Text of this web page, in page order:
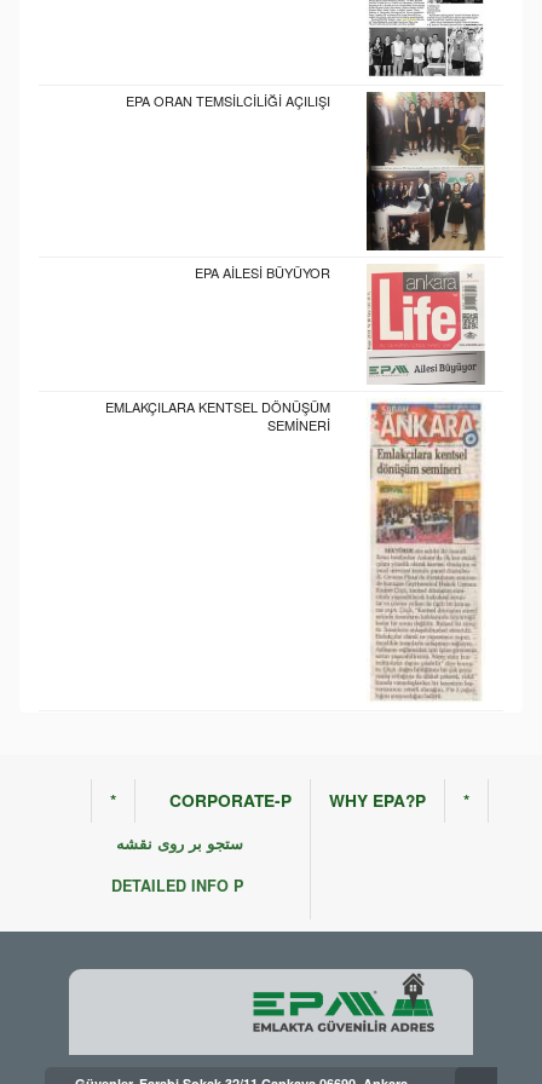
EPA ORAN TEMSİLCİLİĞİ AÇILIŞI
EPA AİLESİ BÜYÜYOR
EMLAKÇILARA KENTSEL DÖNÜŞÜM
SEMİNERİ
* CORPORATE-P
ستجو بر روی نقشه
DETAILED INFO P
WHY EPA?P *